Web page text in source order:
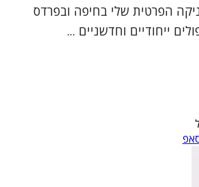
הפרטית שלי בחיפה ובפרדס
ייחודיים וחדשניים ...